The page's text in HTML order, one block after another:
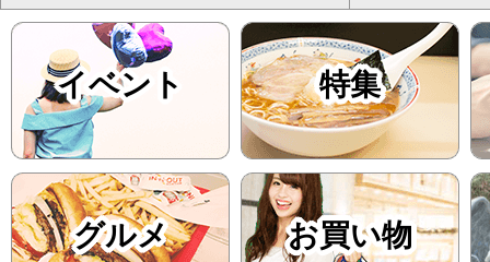
イベント 特集
グルメ お買い物